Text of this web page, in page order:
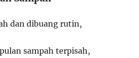
dan dibuang rutin,
sampah terpisah,